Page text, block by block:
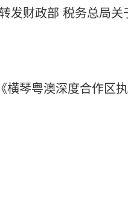
发财政部 税务总局
琴粤澳深度合作区